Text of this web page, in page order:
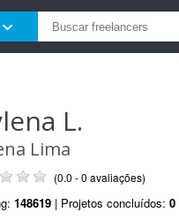
L.
Lima
(0.0 - 0 avaliações)
148619 | Projetos concluídos: 0